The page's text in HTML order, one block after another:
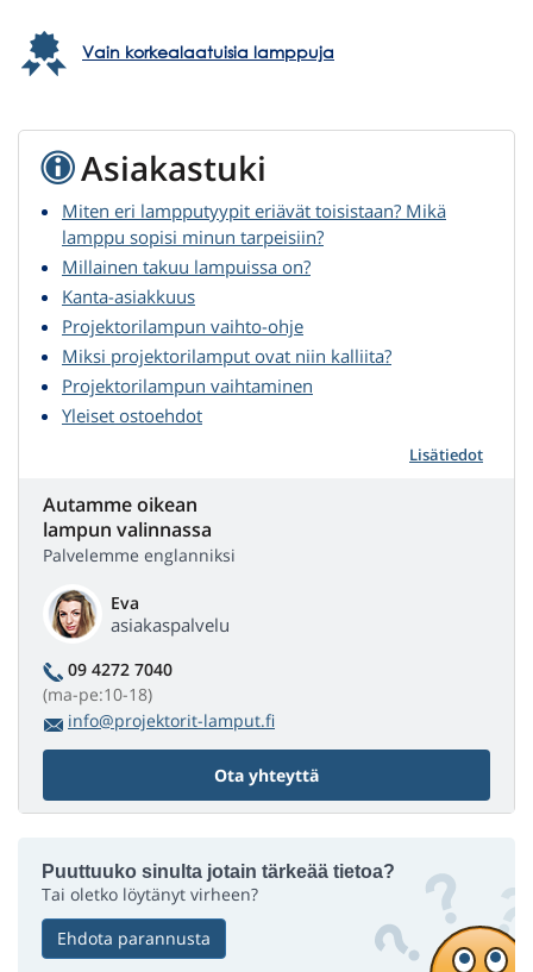
Vain korkealaatuisia lamppuja
Asiakastuki
Miten eri lampputyypit eriävät toisistaan? Mikä
lamppu sopisi minun tarpeisiin?
Millainen takuu lampuissa on?
Kanta-asiakkuus
Projektorilampun vaihto-ohje
Miksi projektorilamput ovat niin kalliita?
Projektorilampun vaihtaminen
Yleiset ostoehdot
Lisätiedot
Autamme oikean
lampun valinnassa
Palvelemme englanniksi
Eva
asiakaspalvelu
09 4272 7040
(ma-pe:10-18)
info@projektorit-lamput.fi
Ota yhteyttä
Puuttuuko sinulta jotain tärkeää tietoa?
Tai oletko löytänyt virheen?
Ehdota parannusta